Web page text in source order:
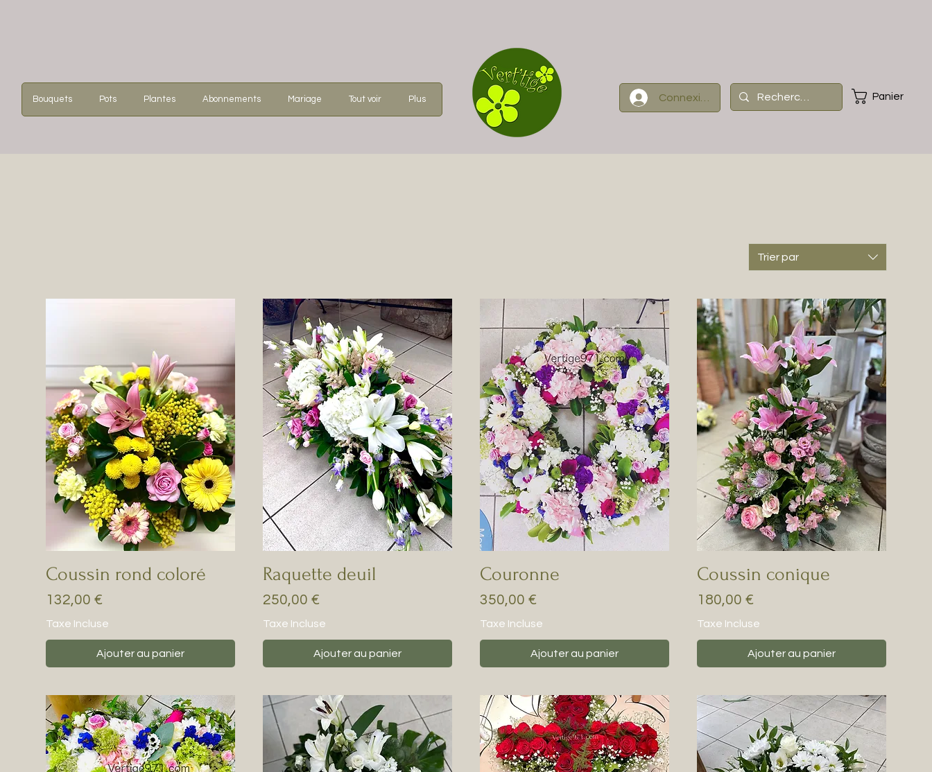
Bouquets Pots Plantes Abonnements Mariage Tout voir Plus Connexion Panier
Trier par
Coussin rond coloré
Prix
132,00 €
Taxe Incluse
Ajouter au panier
Raquette deuil
Prix
250,00 €
Taxe Incluse
Ajouter au panier
Couronne
Prix
350,00 €
Taxe Incluse
Ajouter au panier
Coussin conique
Prix
180,00 €
Taxe Incluse
Ajouter au panier